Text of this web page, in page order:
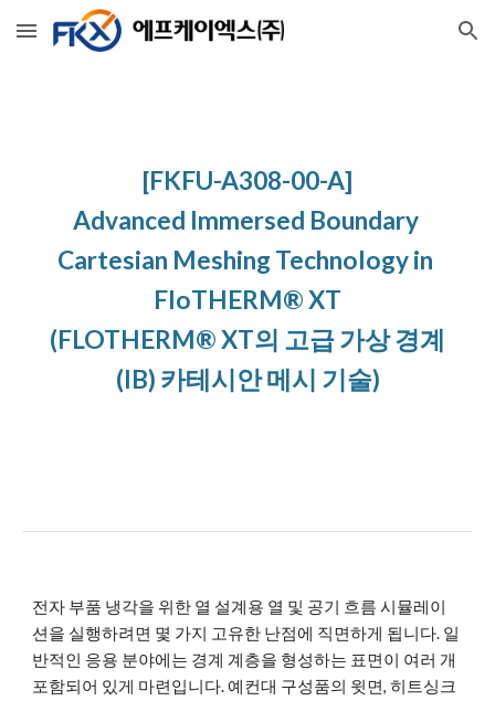
Skip to main content Skip to navigation
[FKFU-A308-00-A]
Advanced Immersed Boundary
Cartesian Meshing Technology in
FloTHERM® XT
(FLOTHERM® XT의 고급 가상 경계
(IB) 카테시안 메시 기술)
전자 부품 냉각을 위한 열 설계용 열 및 공기 흐름 시뮬레이
션을 실행하려면 몇 가지 고유한 난점에 직면하게 됩니다. 일
반적인 응용 분야에는 경계 계층을 형성하는 표면이 여러 개
포함되어 있게 마련입니다. 예컨대 구성품의 윗면, 히트싱크